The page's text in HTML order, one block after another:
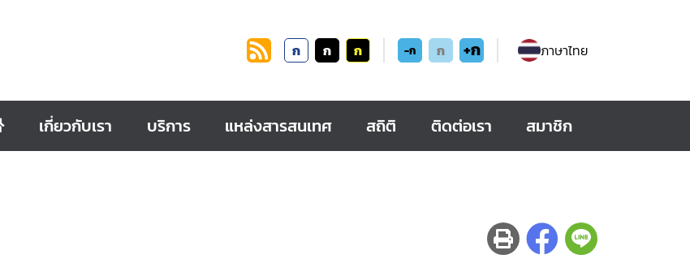
ก ก ก -ก ก +ก ภาษาไทย
เกี่ยวกับเรา บริการ แหล่งสารสนเทศ สถิติ ติดต่อเรา สมาชิก